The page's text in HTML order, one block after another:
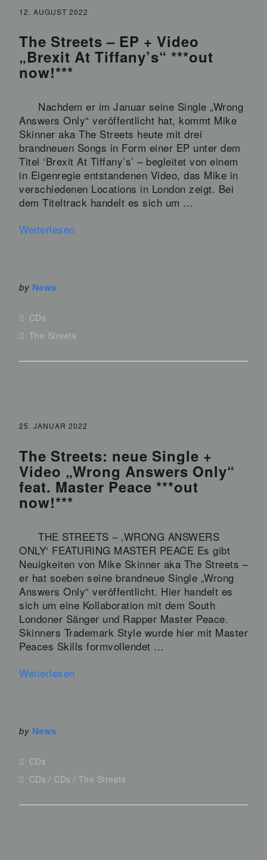
12. AUGUST 2022
The Streets – EP + Video
„Brexit At Tiffany’s“ ***out
now!***
Nachdem er im Januar seine Single „Wrong
Answers Only“ veröffentlicht hat, kommt Mike
Skinner aka The Streets heute mit drei
brandneuen Songs in Form einer EP unter dem
Titel ‘Brexit At Tiffany’s’ – begleitet von einem
in Eigenregie entstandenen Video, das Mike in
verschiedenen Locations in London zeigt. Bei
dem Titeltrack handelt es sich um …
Weiterlesen
by News
CDs
The Streets
25. JANUAR 2022
The Streets: neue Single +
Video „Wrong Answers Only“
feat. Master Peace ***out
now!***
THE STREETS – ‚WRONG ANSWERS
ONLY‘ FEATURING MASTER PEACE Es gibt
Neuigkeiten von Mike Skinner aka The Streets –
er hat soeben seine brandneue Single „Wrong
Answers Only“ veröffentlicht. Hier handelt es
sich um eine Kollaboration mit dem South
Londoner Sänger und Rapper Master Peace.
Skinners Trademark Style wurde hier mit Master
Peaces Skills formvollendet …
Weiterlesen
by News
CDs
CDs
CDs The Streets